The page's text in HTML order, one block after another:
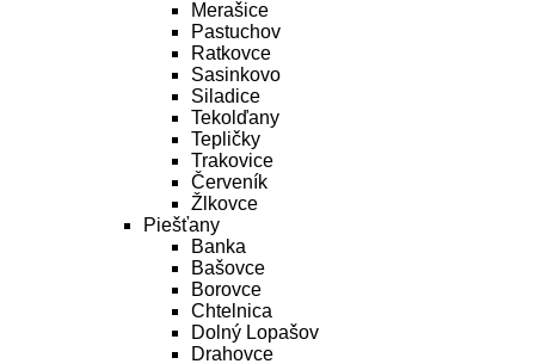
Merašice
Pastuchov
Ratkovce
Sasinkovo
Siladice
Tekolďany
Tepličky
Trakovice
Červeník
Žlkovce
Piešťany
Banka
Bašovce
Borovce
Chtelnica
Dolný Lopašov
Drahovce